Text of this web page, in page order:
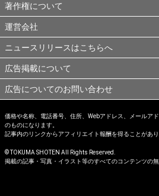
著作権について
運営会社
ニュースリリースはこちらへ
広告掲載について
広告についてのお問い合わせ
価格や名称、電話番号、住所、Webアドレス、メールア
のものになります。
記事内のリンクからアフィリエイト報酬を得ることがあり
© TOKUMA SHOTEN All Rights Reserved.
掲載の記事・写真・イラスト等のすべてのコンテンツの